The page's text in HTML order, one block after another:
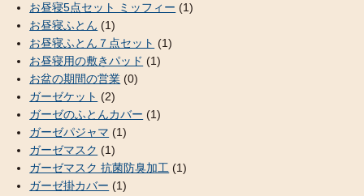
お昼寝5点セット ミッフィー (1)
お昼寝ふとん (1)
お昼寝ふとん７点セット (1)
お昼寝用の敷きパッド (1)
お盆の期間の営業 (0)
ガーゼケット (2)
ガーゼのふとんカバー (1)
ガーゼパジャマ (1)
ガーゼマスク (1)
ガーゼマスク 抗菌防臭加工 (1)
ガーゼ掛カバー (1)